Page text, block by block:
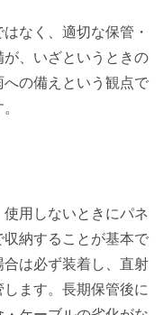
なく、適切な保管・
、いざというときの
の備えという観点で
用しないときにパネ
納することが基本で
は必ず装着し、直射
ます。長期保管後に